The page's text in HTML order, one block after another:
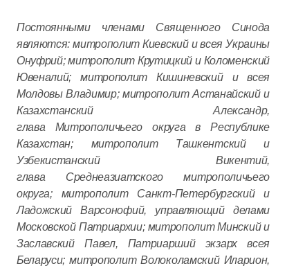
Постоянными членами Священного Синода
являются: митрополит Киевский и всея Украины
Онуфрий; митрополит Крутицкий и Коломенский
Ювеналий; митрополит Кишиневский и всея
Молдовы Владимир; митрополит Астанайский и
Казахстанский Александр,
глава Митрополичьего округа в Республике
Казахстан; митрополит Ташкентский и
Узбекистанский Викентий,
глава Среднеазиатского митрополичьего
округа; митрополит Санкт-Петербургский и
Ладожский Варсонофий, управляющий делами
Московской Патриархии; митрополит Минский и
Заславский Павел, Патриарший экзарх всея
Беларуси; митрополит Волоколамский Иларион,